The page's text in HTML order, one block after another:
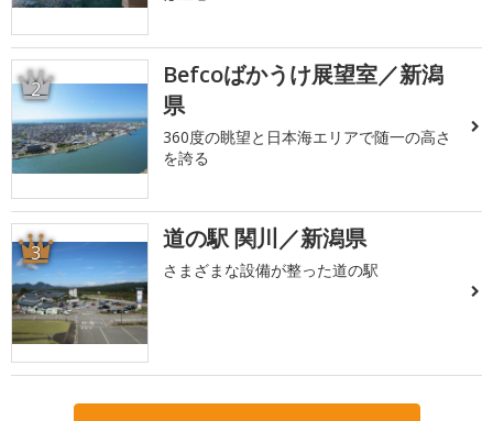
2
Befcoばかうけ展望室／新潟
県
360度の眺望と日本海エリアで随一の高さ
を誇る
3 道の駅 関川／新潟県
さまざまな設備が整った道の駅